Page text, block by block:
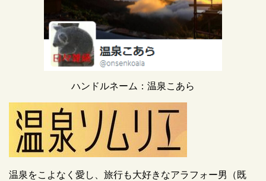
ハンドルネーム：温泉こあら
温泉をこよなく愛し、旅行も大好きなアラフォー男（既